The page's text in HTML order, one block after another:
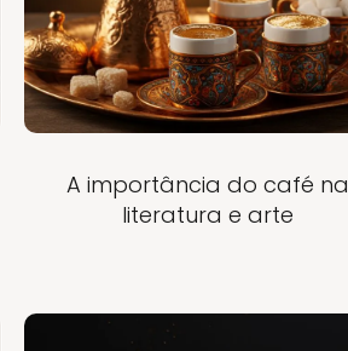
A importância do café na
literatura e arte